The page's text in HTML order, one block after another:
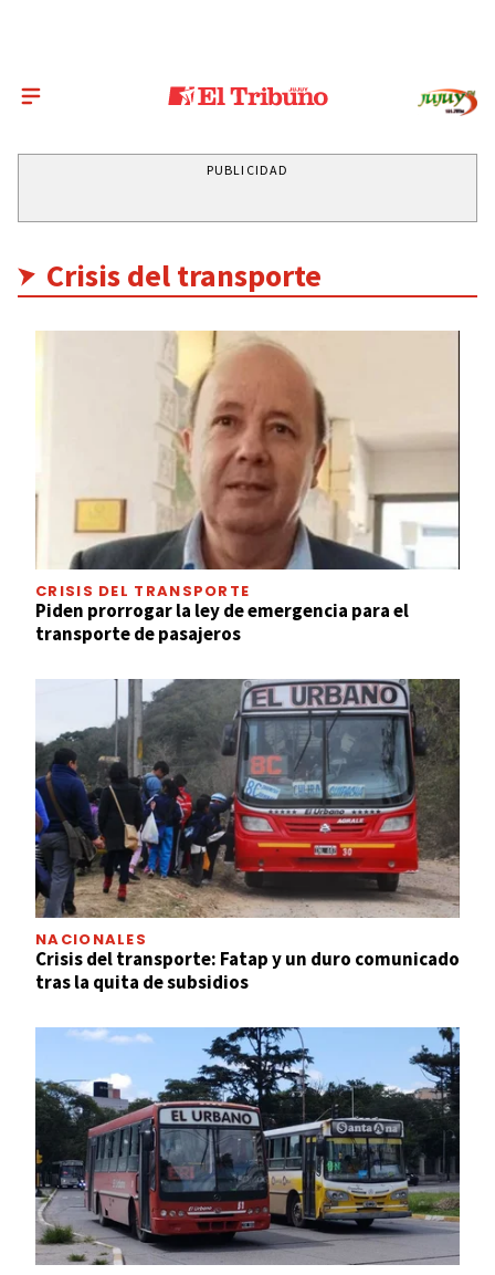
PUBLICIDAD
Crisis del transporte
CRISIS DEL TRANSPORTE
Piden prorrogar la ley de emergencia para el
transporte de pasajeros
NACIONALES
Crisis del transporte: Fatap y un duro comunicado
tras la quita de subsidios